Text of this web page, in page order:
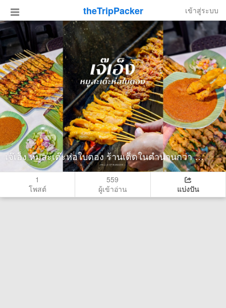
theTripPacker เข้าสู่ระบบ
เจ๊เอ็ง หมูสะเต๊ะห่อใบตอง ร้านเด็ดในตำนานกว่า 40 ปี ย่านเยาวราช
1
โพสต์
559
ผู้เข้าอ่าน
แบ่งปัน